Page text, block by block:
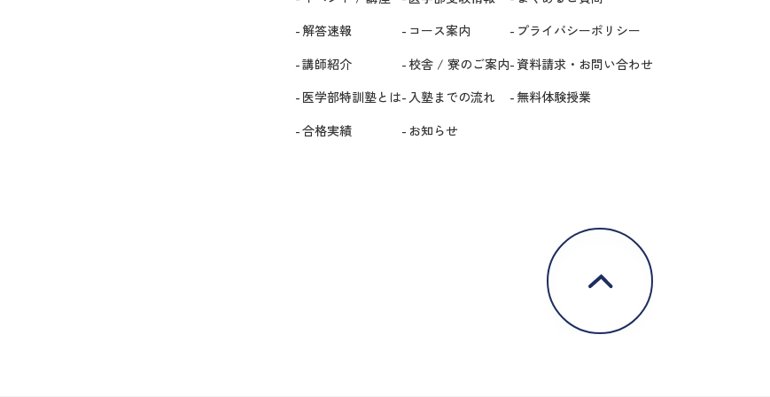
解答速報
講師紹介
医学部特訓塾とは
合格実績
コース案内
校舎 / 寮のご案内
入塾までの流れ
お知らせ
プライバシーポリシー
資料請求・お問い合わせ
無料体験授業